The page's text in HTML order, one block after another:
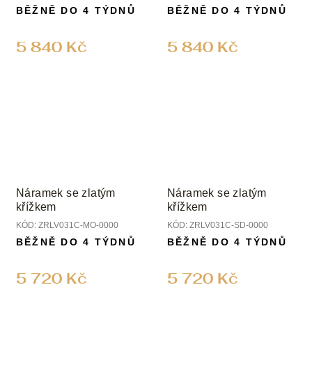
5 840 Kč
BĚŽNĚ DO 4 TÝDNŮ
5 840 Kč
BĚŽNĚ DO 4 TÝDNŮ
Náramek se zlatým
křížkem
KÓD: ZRLV031C-MO-0000
5 720 Kč
BĚŽNĚ DO 4 TÝDNŮ
Náramek se zlatým
křížkem
KÓD: ZRLV031C-SD-0000
5 720 Kč
BĚŽNĚ DO 4 TÝDNŮ